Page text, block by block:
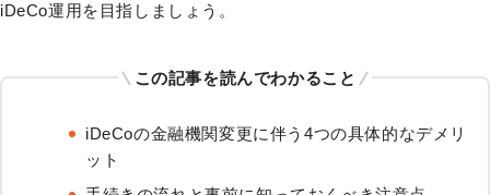
iDeCo運用を目指しましょう。
この記事を読んでわかること
iDeCoの金融機関変更に伴う4つの具体的なデメリ
ット